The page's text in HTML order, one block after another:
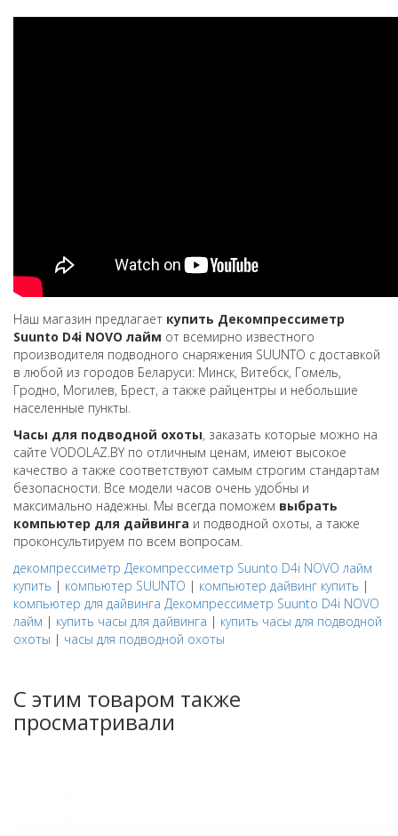
Наш магазин предлагает купить Декомпрессиметр
Suunto D4i NOVO лайм от всемирно известного
производителя подводного снаряжения SUUNTO с доставкой
в любой из городов Беларуси: Минск, Витебск, Гомель,
Гродно, Могилев, Брест, а также райцентры и небольшие
населенные пункты.
Часы для подводной охоты, заказать которые можно на
сайте VODOLAZ.BY по отличным ценам, имеют высокое
качество а также соответствуют самым строгим стандартам
безопасности. Все модели часов очень удобны и
максимально надежны. Мы всегда поможем выбрать
компьютер для дайвинга и подводной охоты, а также
проконсультируем по всем вопросам.
декомпрессиметр Декомпрессиметр Suunto D4i NOVO лайм
купить | компьютер SUUNTO | компьютер дайвинг купить |
компьютер для дайвинга Декомпрессиметр Suunto D4i NOVO
лайм | купить часы для дайвинга | купить часы для подводной
охоты | часы для подводной охоты
С этим товаром также
просматривали